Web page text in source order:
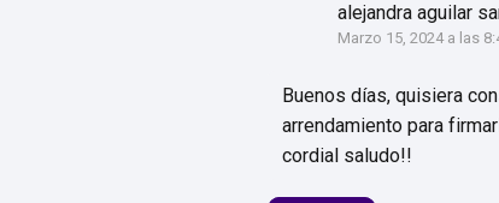
alejandra aguilar
Marzo 15, 2024 a las
Buenos días, quisiera
arrendamiento para
cordial saludo!!